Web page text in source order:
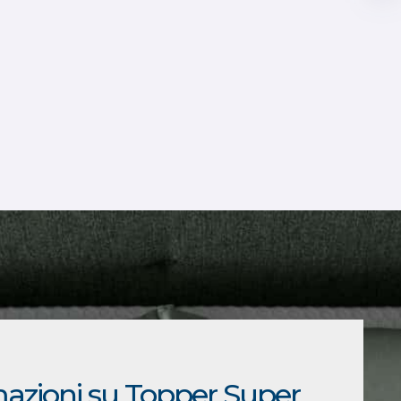
su Topper Super